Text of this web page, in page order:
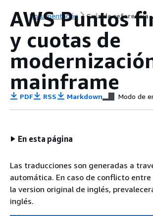
Documentación Guía de referencia
AWS Puntos
y cuotas de
mainframe
PDF RSS Markdown Modo de
En esta página
Las traducciones son generadas a
automática. En caso de conflicto
la version original de inglés,
inglés.